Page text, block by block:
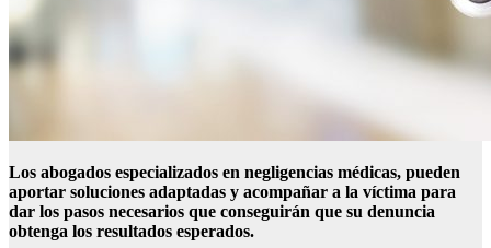
Los abogados especializados en negligencias médicas, pueden
aportar soluciones adaptadas y acompañar a la víctima para
dar los pasos necesarios que conseguirán que su denuncia
obtenga los resultados esperados.